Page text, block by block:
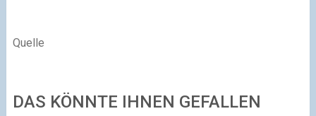
Quelle
DAS KÖNNTE IHNEN GEFALLEN